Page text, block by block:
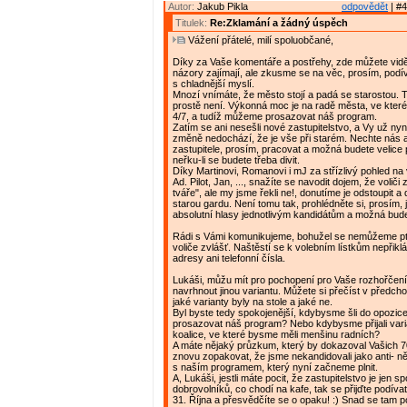
odpovědět |
Autor: Jakub Pikla
Titulek: Re:Zklamání a žádný úspěch
Vážení přátelé, milí spoluobčané,
Díky za Vaše komentáře a postřehy, zde můžete
názory zajímají, ale zkusme se na věc, prosím,
s chladnější myslí.
Mnozí vnímáte, že město stojí a padá se starostou.
prostě není. Výkonná moc je na radě města, ve
4/7, a tudíž můžeme prosazovat náš program.
Zatím se ani nesešli nové zastupitelstvo, a Vy už
změně nedochází, že je vše při starém. Nechte nás
zastupitele, prosím, pracovat a možná budete velice
neřku-li se budete třeba divit.
Díky Martinovi, Romanovi i mJ za střízlivý pohled na
Ad. Pilot, Jan, ..., snažíte se navodit dojem, že voliči
tváře", ale my jsme řekli ne!, donutíme je odstoupit a
starou gardu. Není tomu tak, prohlédněte si, prosím,
absolutní hlasy jednotlivým kandidátům a možná
Rádi s Vámi komunikujeme, bohužel se nemůžeme
voliče zvlášť. Naštěstí se k volebním lístkům
adresy ani telefonní čísla.
Lukáši, můžu mít pro pochopení pro Vaše
navrhnout jinou variantu. Můžete si přečíst v
jaké varianty byly na stole a jaké ne.
Byl byste tedy spokojenější, kdybysme šli do
prosazovat náš program? Nebo kdybysme přijali
koalice, ve které bysme měli menšinu radních?
A máte nějaký průzkum, který by dokazoval Vašich
znovu zopakovat, že jsme nekandidovali jako anti-
s naším programem, který nyní začneme plnit.
A, Lukáši, jestli máte pocit, že zastupitelstvo je jen
dobrovolníků, co chodí na kafe, tak se přijďte
31. Října a přesvědčíte se o opaku! :) Snad se tam